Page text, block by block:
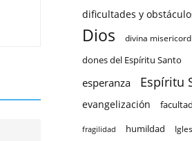
dificultades y
Dios divina
dones del Espíritu Santo
esperanza Espíritu
evangelización
fragilidad humildad